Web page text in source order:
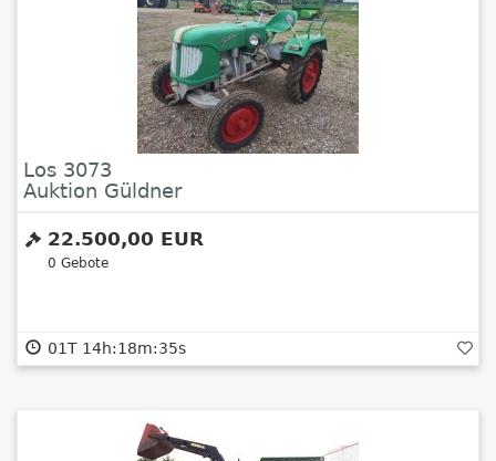
Los 3073
Auktion Güldner
22.500,00 EUR
0 Gebote
01T 14h:18m:34s